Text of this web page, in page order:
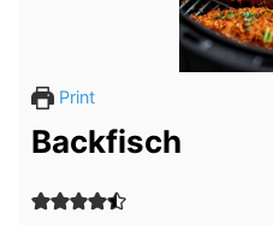
Print
Backfisch